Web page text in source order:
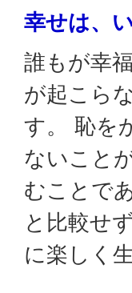
幸せは、
誰もが幸
が起こら
す。 恥を
ないこと
むことで
と比較せ
に楽しく